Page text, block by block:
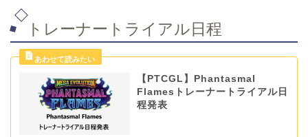
トレーナートライアル日程
【PTCGL】Phantasmal
Flamesトレーナートライアル日
程発表